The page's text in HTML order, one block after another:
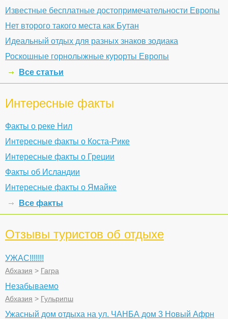
Известные бесплатные достопримечательности Европы
Нет второго такого места как Бутан
Идеальный отдых для разных знаков зодиака
Роскошные горнолыжные курорты Европы
Все статьи
Интересные факты
Факты о реке Нил
Интересные факты о Коста-Рике
Интересные факты о Греции
Факты об Исландии
Интересные факты о Ямайке
Все факты
Отзывы туристов об отдыхе
УЖАС!!!!!!!
Абхазия > Гагра
Незабываемо
Абхазия > Гульрипш
Ужасный дом отдыха на ул. ЧАНБА дом 3 Новый Афрн